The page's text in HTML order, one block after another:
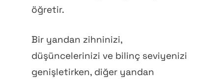
öğretir.
Bir yandan zihninizi,
düşüncelerinizi ve bilinç seviyenizi
genişletirken, diğer yandan